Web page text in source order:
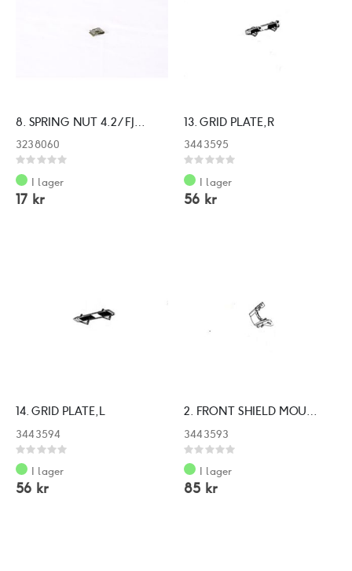
8. SPRING NUT 4.2 / FJÄDERMUTTER 4,2
3238060
Rating:
0%
I lager
17 kr
13. GRID PLATE,R
3443595
Rating:
0%
I lager
56 kr
14. GRID PLATE,L
3443594
Rating:
0%
I lager
56 kr
2. FRONT SHIELD MOULDING
3443593
Rating:
0%
I lager
85 kr